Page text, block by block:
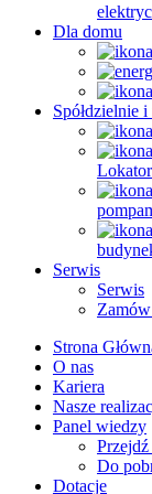
Dla domu
Spółdzielnie
Serwis
Serwis
Strona
O nas
Kariera
Nasze
Panel wiedzy
Do
Dotacje